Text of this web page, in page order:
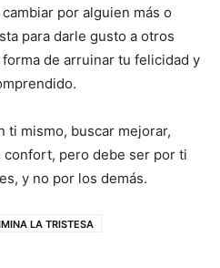
cambiar por alguien más o
para darle gusto a otros
de arruinar tu felicidad y
ti mismo, buscar mejorar,
pero debe ser por ti
y no por los demás.
LA TRISTESA